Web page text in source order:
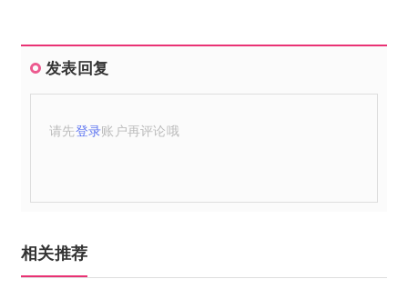
发表回复
请先登录账户再评论哦
相关推荐